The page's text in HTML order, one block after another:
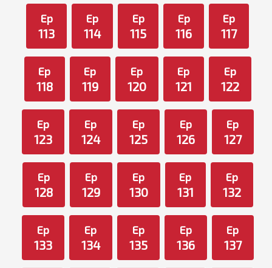
Ep
113
Ep
114
Ep
115
Ep
116
Ep
117
Ep
118
Ep
119
Ep
120
Ep
121
Ep
122
Ep
123
Ep
124
Ep
125
Ep
126
Ep
127
Ep
128
Ep
129
Ep
130
Ep
131
Ep
132
Ep
133
Ep
134
Ep
135
Ep
136
Ep
137